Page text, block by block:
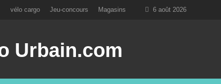
vélo cargo Jeu-concours Magasins 6 août 2026